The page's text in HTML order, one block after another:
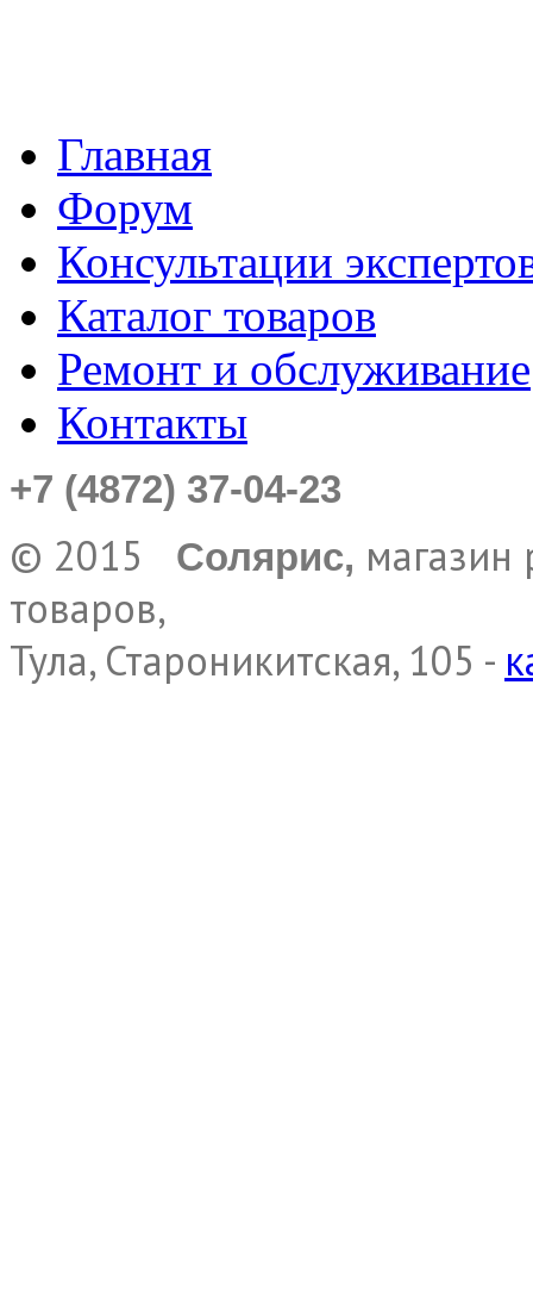
Главная
Форум
Консультации
Каталог товаров
Ремонт и обслуживание
Контакты
+7 (4872) 37-04-23
© 2015 Солярис, магазин
товаров,
Тула, Староникитская, 105 -